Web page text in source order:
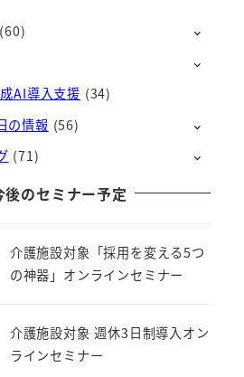
(60)
AI導入支援 (34)
の情報 (56)
(71)
後のセミナー予定
介護施設対象「採用を変える5つ
の神器」オンラインセミナー
介護施設対象 週休3日制導入オン
ラインセミナー